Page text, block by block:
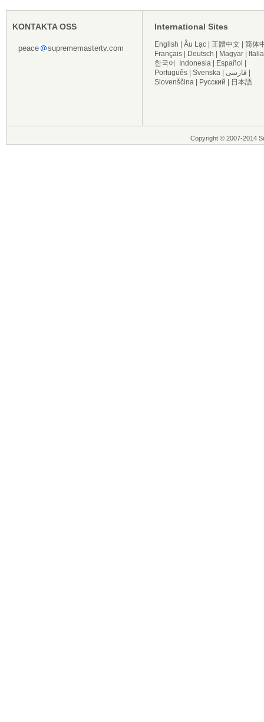
KONTAKTA OSS
peace suprememastertv.com
International Sites
English Âu Lạc 正體中文
简体
Français
Deutsch Magyar
한국어
Indonesia Español
Português
Svenska فارسی
Slovenščina
Русский 日本語
Copyright © 2007-2014